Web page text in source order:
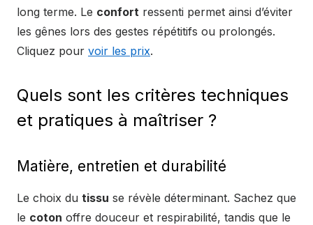
long terme. Le confort ressenti permet ainsi d’éviter
les gênes lors des gestes répétitifs ou prolongés.
Cliquez pour voir les prix.
Quels sont les critères techniques
et pratiques à maîtriser ?
Matière, entretien et durabilité
Le choix du tissu se révèle déterminant. Sachez que
le coton offre douceur et respirabilité, tandis que le